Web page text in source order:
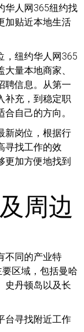
华人网365纽约找
加贴近本地生活
，纽约华人网365
量本地商家、
聘信息。从第一
补充，到稳定职
自己的方向。
新岗位，根据行
寻找工作的效
更加方便地找到
周边
不同的产业特
区域，包括曼哈
史丹顿岛以及长
台寻找附近工作